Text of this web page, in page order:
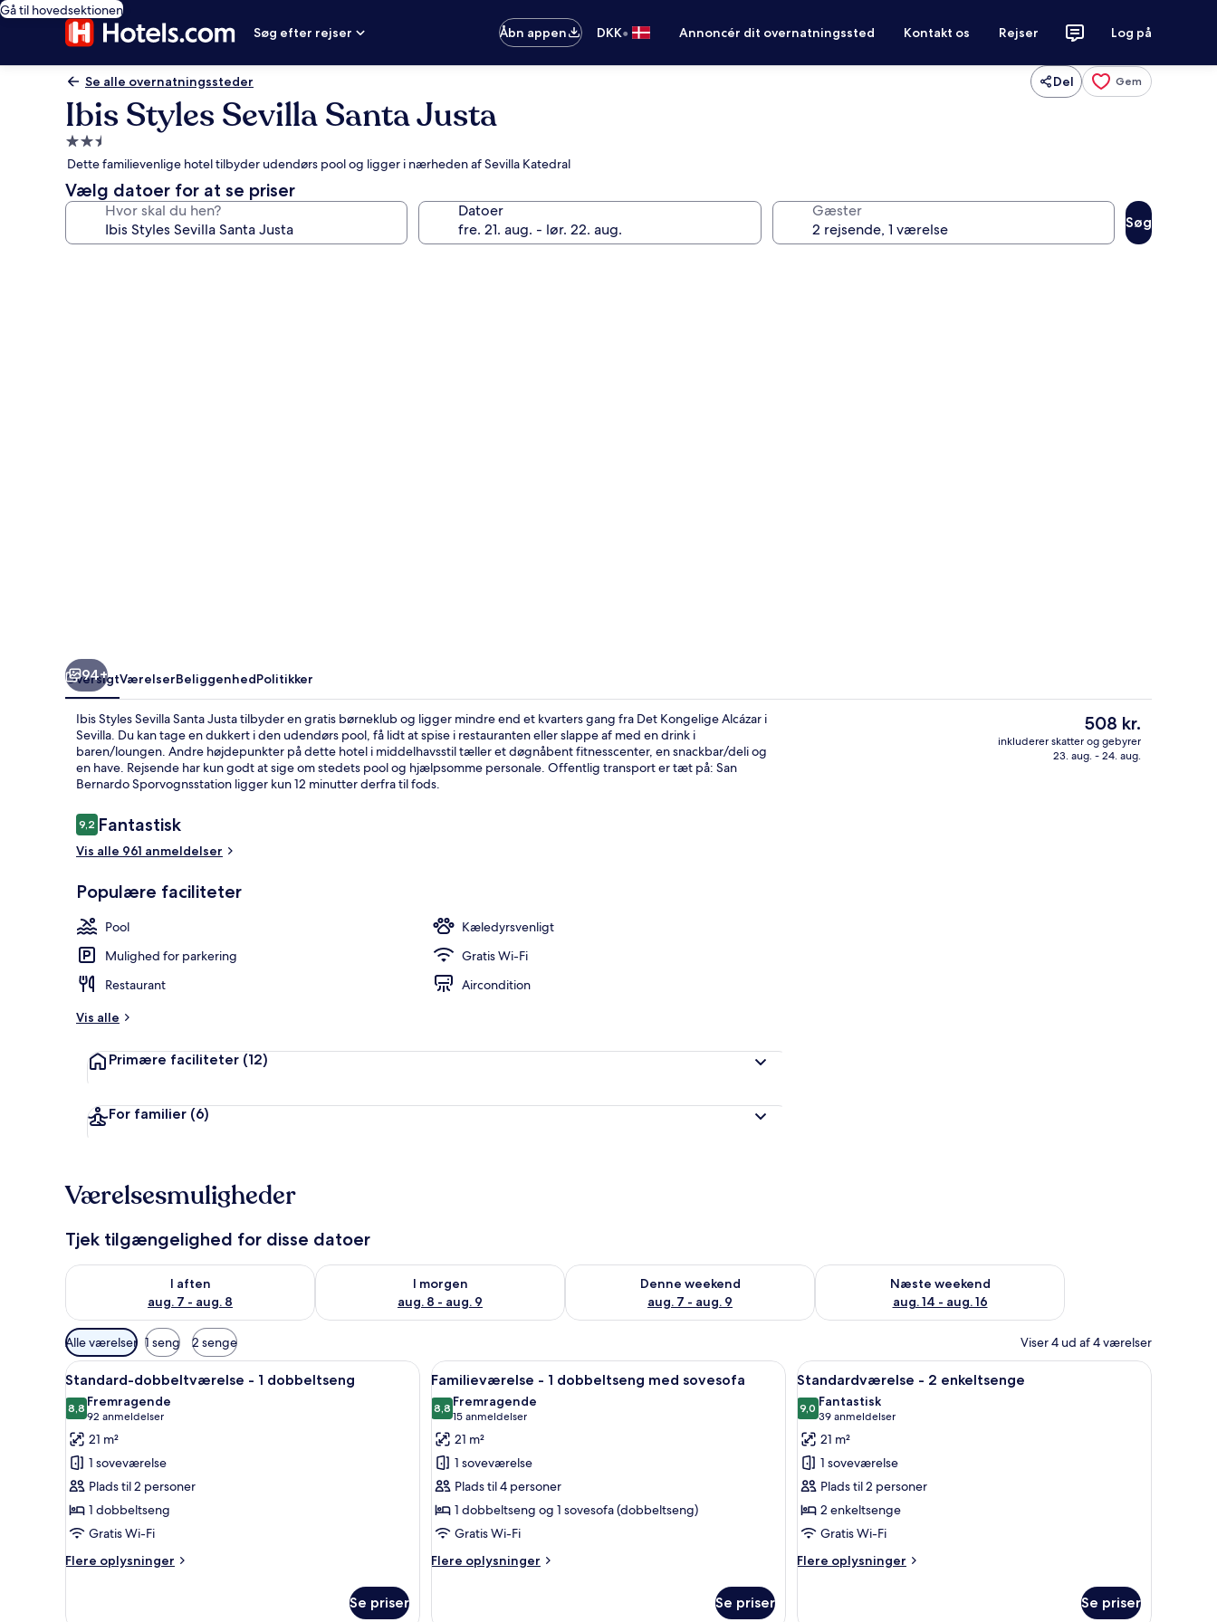
Gå til hovedsektionen
Søg efter rejser
Åbn appen DKK• Annoncér dit overnatningssted Kontakt os Rejser Log på
Se alle overnatningssteder Del Gem
Ibis Styles Sevilla Santa Justa
2.5-
stjernet
overnatningssted
Dette familievenlige hotel tilbyder udendørs pool og ligger i nærheden af Sevilla Katedral
Vælg datoer for at se priser
Hvor skal du hen? Datoer Gæster
Søg
Bar (på overnatningsstedet)
94+
OversigtVærelserBeliggenhedPolitikker
Ibis Styles Sevilla Santa Justa tilbyder en gratis børneklub og ligger mindre end et kvarters gang fra Det Kongelige Alcázar i
Sevilla. Du kan tage en dukkert i den udendørs pool, få lidt at spise i restauranten eller slappe af med en drink i
baren/loungen. Andre højdepunkter på dette hotel i middelhavsstil tæller et døgnåbent fitnesscenter, en snackbar/deli og
en have. Rejsende har kun godt at sige om stedets pool og hjælpsomme personale. Offentlig transport er tæt på: San
Bernardo Sporvognsstation ligger kun 12 minutter derfra til fods.
Anmeldelser
9,29,2 ud af 10.
Fantastisk
Vis alle 961 anmeldelser
Populære faciliteter
Pool
Kæledyrsvenligt
Mulighed for parkering
Gratis Wi-Fi
Restaurant
Aircondition
Vis alle
Primære faciliteter (12)
For familier (6)
Den
nuværende
pris
508 kr.
inkluderer skatter og gebyrer
23. aug. - 24. aug.
Værelsesmuligheder
Tjek tilgængelighed for disse datoer
I aften
aug. 7 - aug. 8
Tjek tilgængelighed for i aften aug. 7 - aug. 8
I morgen
aug. 8 - aug. 9
Tjek tilgængelighed for i morgen aug. 8 - aug. 9
Denne weekend
aug. 7 - aug. 9
Tjek tilgængelighed for denne weekend aug. 7 - aug. 9
Næste weekend
aug. 14 - aug. 16
Tjek tilgængelighed for næste weekend aug. 14 - aug. 16
Tilgængelige
filtre
for
værelser
Alle værelser 1 seng 2 senge Viser 4 ud af 4 værelser
Indlæs
alle
billeder
af
Standard-
dobbeltværelse
-
1
dobbeltseng
Standard-dobbeltværelse - 1 dobbeltseng | Pengeskab på værelset, lydisolering, gratis baby-/barnesenge
7
Standard-dobbeltværelse - 1 dobbeltseng
8,88,8 ud af 10
Fremragende
92 anmeldelser
(92
anmeldelser)
21 m²
1 soveværelse
Plads til 2 personer
1 dobbeltseng
Gratis Wi-Fi
Flere oplysninger
Flere
Se priser
Indlæs
alle
billeder
af
Familieværelse
-
1
dobbeltseng
med
sovesofa
Et moderne soveværelse med seng, sofa, et lille bord og en dekorativ vægdekoration.
5
Familieværelse - 1 dobbeltseng med sovesofa
8,88,8 ud af 10
Fremragende
15 anmeldelser
(15
anmeldelser)
21 m²
1 soveværelse
Plads til 4 personer
1 dobbeltseng og 1 sovesofa (dobbeltseng)
Gratis Wi-Fi
Flere oplysninger
Flere
Se priser
Indlæs
alle
billeder
af
Standardværelse
-
2
enkeltsenge
Et hotelværelse med to senge, et rundt
5
Standardværelse - 2 enkeltsenge
9,09,0 ud af 10
Fantastisk
39 anmeldelser
(39
anmeldelser)
21 m²
1 soveværelse
Plads til 2 personer
2 enkeltsenge
Gratis Wi-Fi
Flere oplysninger
Flere
Se priser